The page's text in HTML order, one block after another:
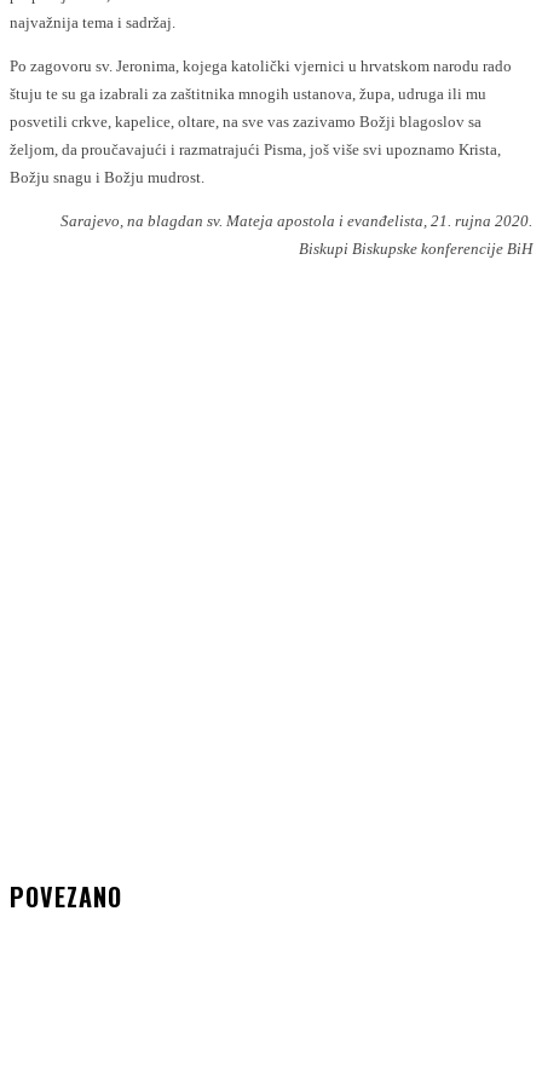
najvažnija tema i sadržaj.
Po zagovoru sv. Jeronima, kojega katolički vjernici u hrvatskom narodu rado
štuju te su ga izabrali za zaštitnika mnogih ustanova, župa, udruga ili mu
posvetili crkve, kapelice, oltare, na sve vas zazivamo Božji blagoslov sa
željom, da proučavajući i razmatrajući Pisma, još više svi upoznamo Krista,
Božju snagu i Božju mudrost.
Sarajevo, na blagdan sv. Mateja apostola i evanđelista, 21. rujna 2020.
Biskupi Biskupske konferencije BiH
POVEZANO